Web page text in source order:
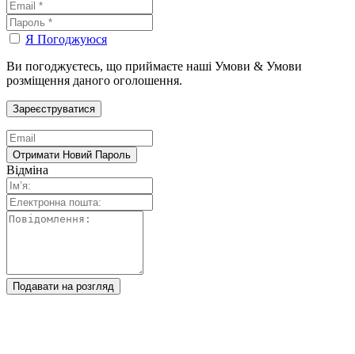
Я Погоджуюся
Ви погоджуєтесь, що приймаєте наші Умови & Умови
розміщення даного оголошення.
Відміна